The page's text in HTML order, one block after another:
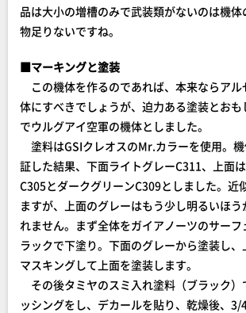
品は大小の増槽のみで武装類がないのは機体
物足りないですね。
■マーキングと塗装
この機体を作るのであれば、本来ならアル
体にすべきでしょうが、迫力ある塗装とお
でウルグアイ空軍の機体としました。
塗料はGSIクレオスのMr.カラーを使用。
証した結果、下面ライトグレーC311、上面
C305とダークグリーンC309としました。近
ますが、上面のグレーはもう少し明るいほ
れません。まず全体をガイアノーツのサー
ラックで下塗り。下面のグレーから塗装し
マスキングして上面を塗装します。
その後タミヤのスミ入れ塗料（ブラック）
ッシングをし、デカールを貼り、乾燥後、3/